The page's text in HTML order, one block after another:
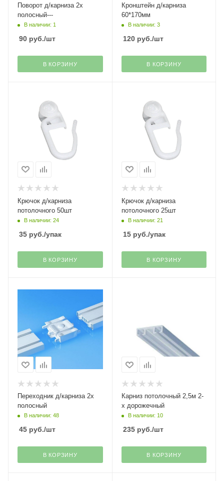
Поворот д/карниза 2х
полосный---
В наличии: 1
90 руб./шт
В КОРЗИНУ
Кронштейн д/карниза
60*170мм
В наличии: 3
120руб./шт
В КОРЗИНУ
Крючок д/карниза
потолочного 50шт
В наличии: 24
35 руб./упак
В КОРЗИНУ
Крючок д/карниза
потолочного 25шт
В наличии: 21
15руб./упак
В КОРЗИНУ
Переходник д/карниза 2х
полосный
В наличии: 48
45 руб./шт
В КОРЗИНУ
Карниз потолочный 2,5м 2-
х дорожечный
В наличии: 10
235руб./шт
В КОРЗИНУ